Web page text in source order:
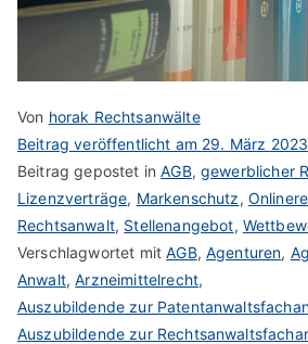
Von horak Rechtsanwälte
Beitrag veröffentlicht am 29. März 2023
Beitrag gepostet inAGB,gewerblicher
Lizenzverträge, Markenschutz,
Rechtsanwalt, Stellenangebot,
Verschlagwortet mitAGB,Agenturen,
Anwalt,Arzneimittelrecht,
Auszubildende zur
Auszubildende zur